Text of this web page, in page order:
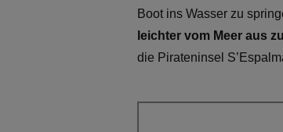
Boot ins Wasser zu
leichter vom Meer aus
die Pirateninsel